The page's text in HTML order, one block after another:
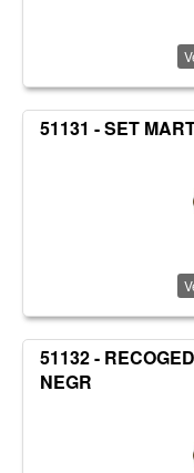
51131 - SET
51132 -
NEGR